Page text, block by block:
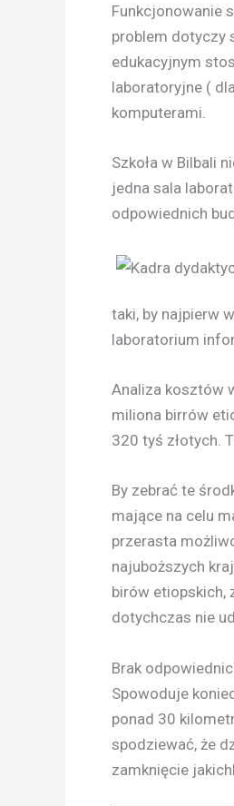
Funkcjonowanie
problem dotyczy
edukacyjnym
laboratoryjne (
komputerami.
Szkoła w Bilbali
jedna sala
odpowiednich
taki, by najpierw
laboratorium
Analiza kosztów
miliona birrów
320 tyś złotych.
By zebrać te
mające na celu
przerasta
najuboższych
birów etiopskich,
dotychczas nie
Brak
Spowoduje
ponad 30
spodziewać, że
zamknięcie